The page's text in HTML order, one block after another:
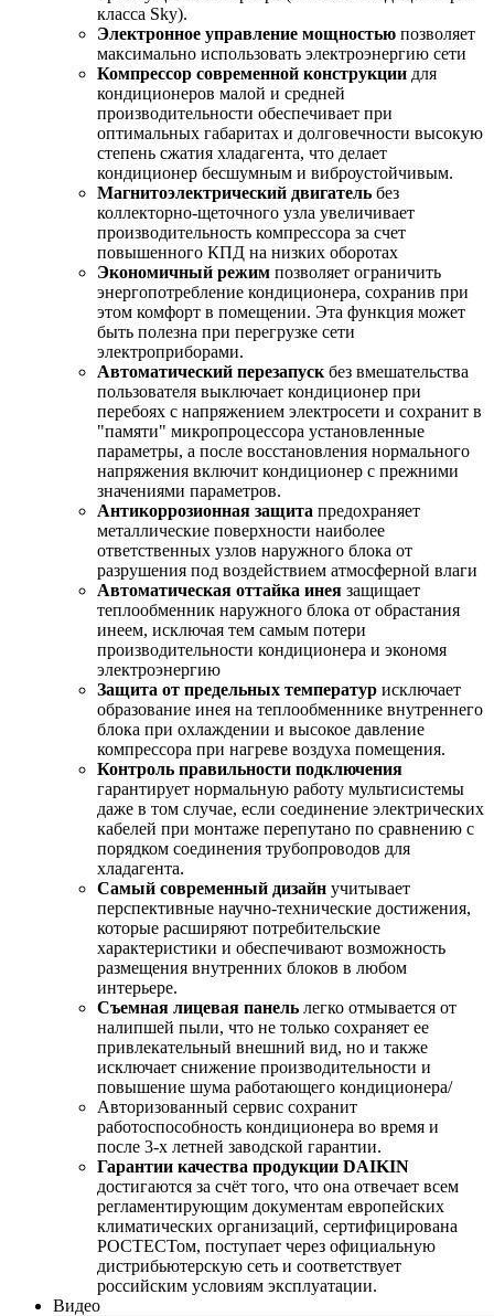
класса Sky).
Электронное управление мощностью позволяет
максимально использовать электроэнергию сети
Компрессор современной конструкции для
кондиционеров малой и средней
производительности обеспечивает при
оптимальных габаритах и долговечности высокую
степень сжатия хладагента, что делает
кондиционер бесшумным и виброустойчивым.
Магнитоэлектрический двигатель без
коллекторно-щеточного узла увеличивает
производительность компрессора за счет
повышенного КПД на низких оборотах
Экономичный режим позволяет ограничить
энергопотребление кондиционера, сохранив при
этом комфорт в помещении. Эта функция может
быть полезна при перегрузке сети
электроприборами.
Автоматический перезапуск без вмешательства
пользователя выключает кондиционер при
перебоях с напряжением электросети и сохранит в
"памяти" микропроцессора установленные
параметры, а после восстановления нормального
напряжения включит кондиционер с прежними
значениями параметров.
Антикоррозионная защита предохраняет
металлические поверхности наиболее
ответственных узлов наружного блока от
разрушения под воздействием атмосферной влаги
Автоматическая оттайка инея защищает
теплообменник наружного блока от обрастания
инеем, исключая тем самым потери
производительности кондиционера и экономя
электроэнергию
Защита от предельных температур исключает
образование инея на теплообменнике внутреннего
блока при охлаждении и высокое давление
компрессора при нагреве воздуха помещения.
Контроль правильности подключения
гарантирует нормальную работу мультисистемы
даже в том случае, если соединение электрических
кабелей при монтаже перепутано по сравнению с
порядком соединения трубопроводов для
хладагента.
Самый современный дизайн учитывает
перспективные научно-технические достижения,
которые расширяют потребительские
характеристики и обеспечивают возможность
размещения внутренних блоков в любом
интерьере.
Съемная лицевая панель легко отмывается от
налипшей пыли, что не только сохраняет ее
привлекательный внешний вид, но и также
исключает снижение производительности и
повышение шума работающего кондиционера/
Авторизованный сервис сохранит
работоспособность кондиционера во время и
после 3-х летней заводской гарантии.
Гарантии качества продукции DAIKIN
достигаются за счёт того, что она отвечает всем
регламентирующим документам европейских
климатических организаций, сертифицирована
РОСТЕСТом, поступает через официальную
дистрибьютерскую сеть и соответствует
российским условиям эксплуатации.
Видео